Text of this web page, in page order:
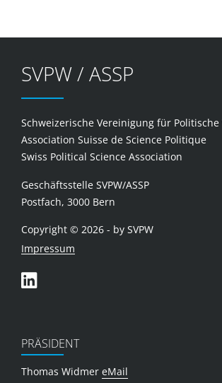
SVPW / ASSP
Schweizerische Vereinigung für
Association Suisse de Science Politique
Swiss Political Science Association
Geschäftsstelle SVPW/ASSP
Postfach, 3000 Bern
Copyright © 2026 - by SVPW
Impressum
PRÄSIDENT
Thomas Widmer eMail